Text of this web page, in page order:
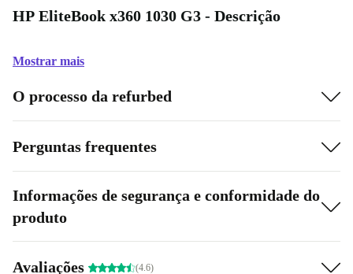
HP EliteBook x360 1030 G3 - Descrição
Mostrar mais
O processo da refurbed
Perguntas frequentes
Informações de segurança e conformidade do
produto
Avaliações (4.6)